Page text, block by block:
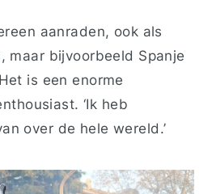
aanraden, ook als
maar bijvoorbeeld Spanje
is een enorme
‘Ik heb
over de hele wereld.’